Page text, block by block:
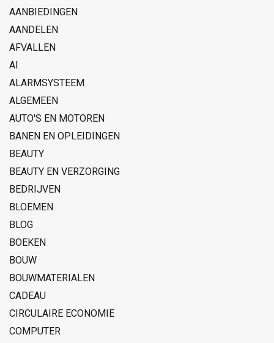
AANBIEDINGEN
AANDELEN
AFVALLEN
AI
ALARMSYSTEEM
ALGEMEEN
AUTO'S EN MOTOREN
BANEN EN OPLEIDINGEN
BEAUTY
BEAUTY EN VERZORGING
BEDRIJVEN
BLOEMEN
BLOG
BOEKEN
BOUW
BOUWMATERIALEN
CADEAU
CIRCULAIRE ECONOMIE
COMPUTER